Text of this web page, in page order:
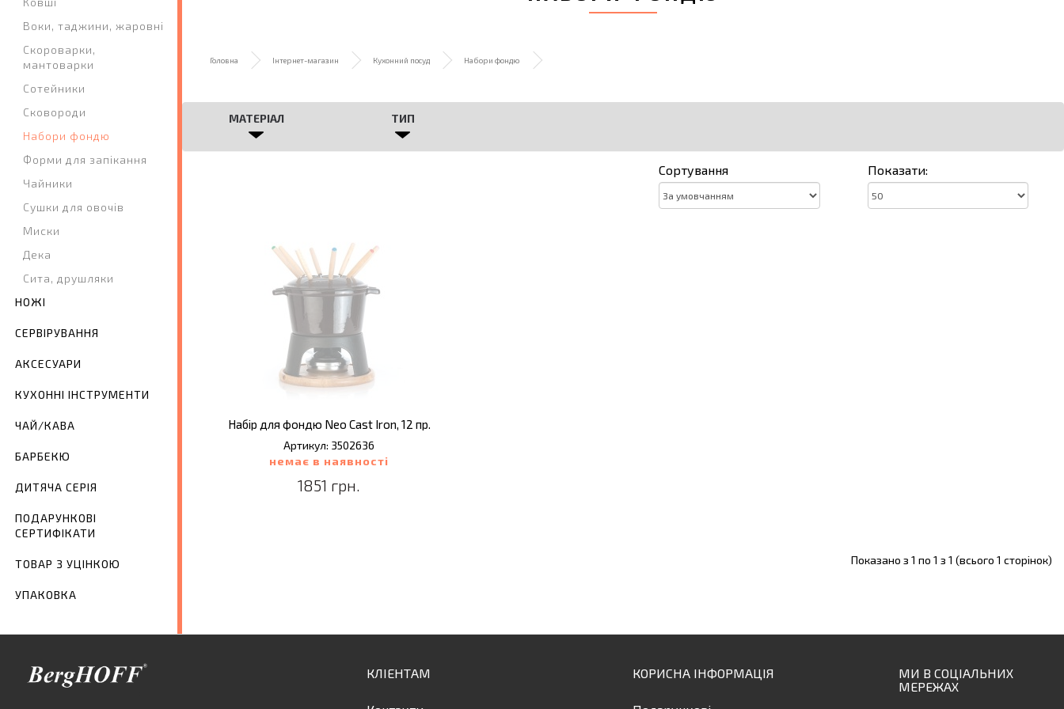
Воки, таджини, жаровні
Скороварки,
мантоварки
Сотейники
Сковороди
Набори фондю
Форми для запікання
Чайники
Сушки для овочів
Миски
Дека
Сита, друшляки
НОЖІ
СЕРВІРУВАННЯ
АКСЕСУАРИ
КУХОННІ ІНСТРУМЕНТИ
ЧАЙ/КАВА
БАРБЕКЮ
ДИТЯЧА СЕРІЯ
ПОДАРУНКОВІ
СЕРТИФІКАТИ
ТОВАР З УЦІНКОЮ
УПАКОВКА
Головна Інтернет-магазин Кухонний посуд Набори фондю
МАТЕРІАЛ ТИП
Сортування Показати:
Набір для фондю Neo Cast Iron, 12 пр.
Артикул: 3502636
немає в наявності
1851 грн.
Показано з 1 по 1 з 1 (всього 1 сторінок)
КЛІЕНТАМ КОРИСНА ІНФОРМАЦІЯ
МИ В СОЦІАЛЬНИХ
МЕРЕЖАХ